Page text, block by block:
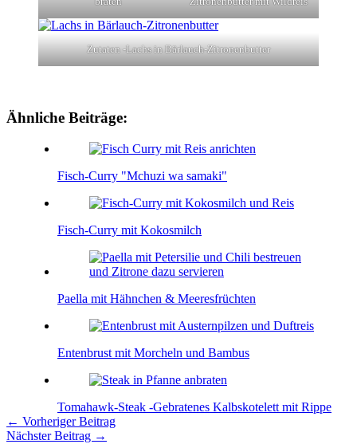
Zutaten -Lachs in Bärlauch-Zitronenbutter
Ähnliche Beiträge:
Fisch-Curry "Mchuzi wa samaki"
Fisch-Curry mit Kokosmilch
Paella mit Hähnchen & Meeresfrüchten
Entenbrust mit Morcheln und Bambus
Tomahawk-Steak -Gebratenes Kalbskotelett mit Rippe
← Vorheriger Beitrag
Nächster Beitrag →